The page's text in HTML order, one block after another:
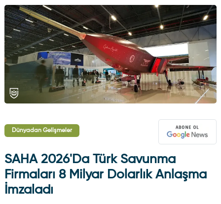
Dünyadan Gelişmeler
SAHA 2026'da Türk Savunma
Firmaları 8 Milyar Dolarlık Anlaşma
İmzaladı